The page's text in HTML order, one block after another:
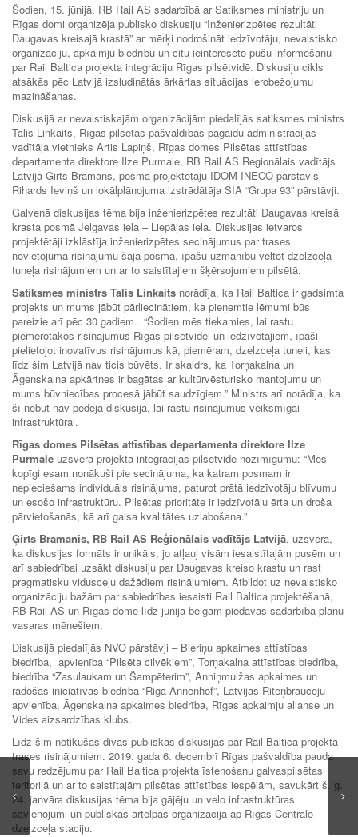
Šodien, 15. jūnijā, RB Rail AS sadarbībā ar Satiksmes ministriju un
Rīgas domi organizēja publisko diskusiju “Inženierizpētes rezultāti
Daugavas kreisajā krastā” ar mērķi nodrošināt iedzīvotāju, nevalstisko
organizāciju, apkaimju biedrību un citu ieinteresēto pušu informēšanu
par Rail Baltica projekta integrāciju Rīgas pilsētvidē. Diskusiju cikls
atsākās pēc Latvijā izsludinātās ārkārtas situācijas ierobežojumu
mazināšanas.
Diskusijā ar nevalstiskajām organizācijām piedalījās satiksmes ministrs
Tālis Linkaits, Rīgas pilsētas pašvaldības pagaidu administrācijas
vadītāja vietnieks Artis Lapiņš, Rīgas domes Pilsētas attīstības
departamenta direktore Ilze Purmale, RB Rail AS Regionālais vadītājs
Latvijā Ģirts Bramans, posma projektētāju IDOM-INECO pārstāvis
Rihards Ieviņš un lokālplānojuma izstrādātāja SIA “Grupa 93” pārstāvji.
Galvenā diskusijas tēma bija inženierizpētes rezultāti Daugavas kreisā
krasta posmā Jelgavas iela – Liepājas iela. Diskusijas ietvaros
projektētāji izklāstīja inženierizpētes secinājumus par trases
novietojuma risinājumu šajā posmā, īpašu uzmanību veltot dzelzceļa
tuneļa risinājumiem un ar to saistītajiem šķērsojumiem pilsētā.
Satiksmes ministrs Tālis Linkaits norādīja, ka Rail Baltica ir gadsimta
projekts un mums jābūt pārliecinātiem, ka pieņemtie lēmumi būs
pareizie arī pēc 30 gadiem. “Šodien mēs tiekamies, lai rastu
piemērotākos risinājumus Rīgas pilsētvidei un iedzīvotājiem, īpaši
pielietojot inovatīvus risinājumus kā, piemēram, dzelzceļa tuneli, kas
līdz šim Latvijā nav ticis būvēts. Ir skaidrs, ka Torņakalna un
Āgenskalna apkārtnes ir bagātas ar kultūrvēsturisko mantojumu un
mums būvniecības procesā jābūt saudzīgiem.” Ministrs arī norādīja, ka
šī nebūt nav pēdējā diskusija, lai rastu risinājumus veiksmīgai
infrastruktūrai.
Rīgas domes Pilsētas attīstības departamenta direktore Ilze
Purmale uzsvēra projekta integrācijas pilsētvidē nozīmīgumu: “Mēs
kopīgi esam nonākuši pie secinājuma, ka katram posmam ir
nepieciešams individuāls risinājums, paturot prātā iedzīvotāju blīvumu
un esošo infrastruktūru. Pilsētas prioritāte ir iedzīvotāju ērta un droša
pārvietošanās, kā arī gaisa kvalitātes uzlabošana.”
Ģirts Bramanis, RB Rail AS Reģionālais vadītājs Latvijā, uzsvēra,
ka diskusijas formāts ir unikāls, jo atļauj visām iesaistītajām pusēm un
arī sabiedrībai uzsākt diskusiju par Daugavas kreiso krastu un rast
pragmatisku vidusceļu dažādiem risinājumiem. Atbildot uz nevalstisko
organizāciju bažām par sabiedrības iesaisti Rail Baltica projektēšanā,
RB Rail AS un Rīgas dome līdz jūnija beigām piedāvās sadarbība plānu
vasaras mēnešiem.
Diskusijā piedalījās NVO pārstāvji – Bieriņu apkaimes attīstības
biedrība, apvienība “Pilsēta cilvēkiem”, Torņakalna attīstības biedrība,
biedrība “Zasulaukam un Šampēterim”, Anniņmuižas apkaimes un
radošās iniciatīvas biedrība “Riga Annenhof”, Latvijas Riteņbraucēju
apvienība, Āgenskalna apkaimes biedrība, Rīgas apkaimju alianse un
Vides aizsardzības klubs.
Līdz šim notikušas divas publiskas diskusijas par Rail Baltica projekta
trases risinājumiem. 2019. gada 6. decembrī Rīgas pašvaldība pauda
savu redzējumu par Rail Baltica projekta īstenošanu galvaspilsētas
teritorijā un ar to saistītajām pilsētas attīstības iespējām, savukārt š. g.
24. janvāra diskusijas tēma bija gājēju un velo infrastruktūras
savienojumi un publiskas ārtelpas organizācija ap Rīgas Centrālo
dzelzceļa staciju.